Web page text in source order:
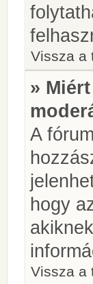
Vissza a
»
A
hogy
Vissza a